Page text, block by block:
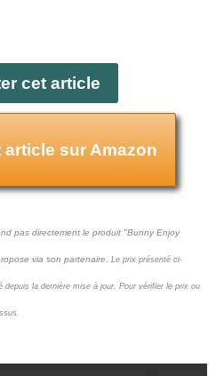
cet article
sur Amazon
pas directement le produit "Bunny Enjoy
via son partenaire. Le prix présenté ci-
la dernière mise à jour. Pour vérifier le prix ou